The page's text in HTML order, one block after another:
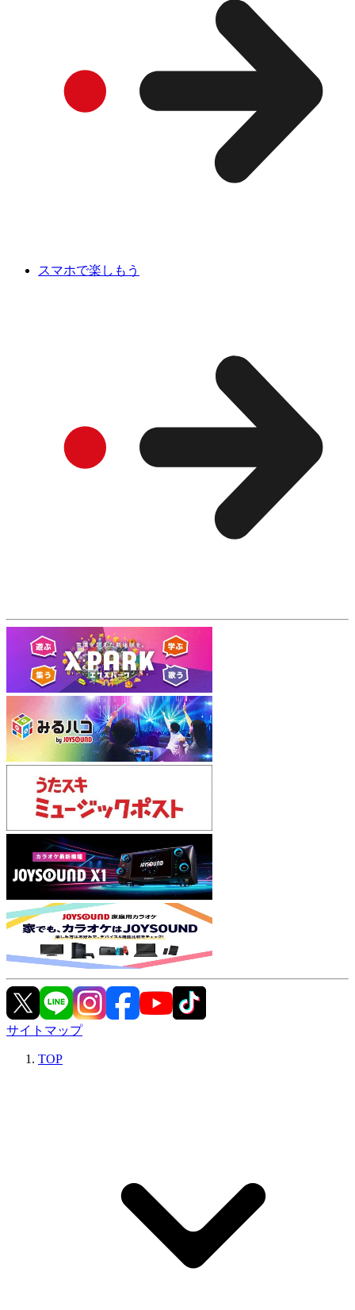
スマホで楽しもう
サイトマップ
TOP